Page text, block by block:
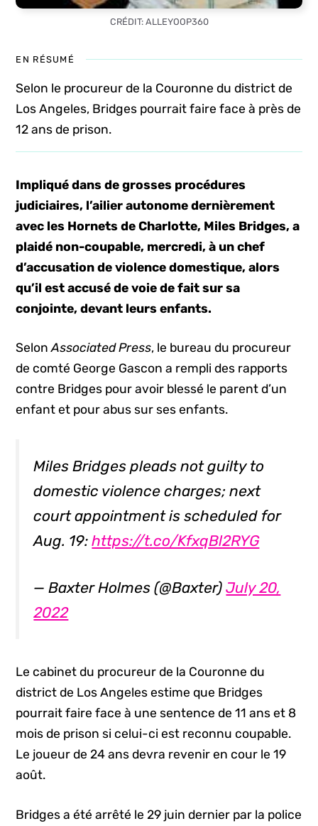
CRÉDIT: ALLEYOOP360
EN RÉSUMÉ
Selon le procureur de la Couronne du district de
Los Angeles, Bridges pourrait faire face à près de
12 ans de prison.
Impliqué dans de grosses procédures
judiciaires, l’ailier autonome dernièrement
avec les Hornets de Charlotte, Miles Bridges, a
plaidé non-coupable, mercredi, à un chef
d’accusation de violence domestique, alors
qu’il est accusé de voie de fait sur sa
conjointe, devant leurs enfants.
SelonAssociated Press, le bureau du procureur
de comté George Gascon a rempli des rapports
contre Bridges pour avoir blessé le parent d’un
enfant et pour abus sur ses enfants.
Miles Bridges pleads not guilty to
domestic violence charges; next
court appointment is scheduled for
Aug. 19:https://t.co/KfxqBl2RYG
— Baxter Holmes (@Baxter)July 20,
2022
Le cabinet du procureur de la Couronne du
district de Los Angeles estime que Bridges
pourrait faire face à une sentence de 11 ans et 8
mois de prison si celui-ci est reconnu coupable.
Le joueur de 24 ans devra revenir en cour le 19
août.
Bridges a été arrêté le 29 juin dernier par la police